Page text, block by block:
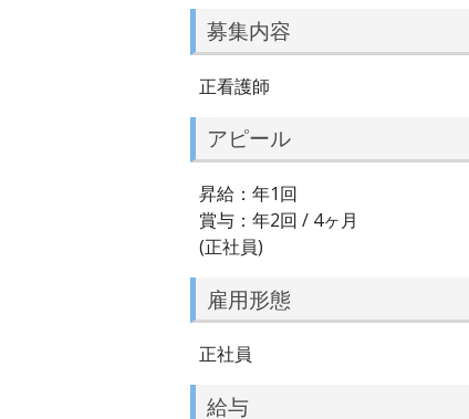
募集内容
正看護師
アピール
昇給：年1回
賞与：年2回 / 4ヶ月
(正社員)
雇用形態
正社員
給与